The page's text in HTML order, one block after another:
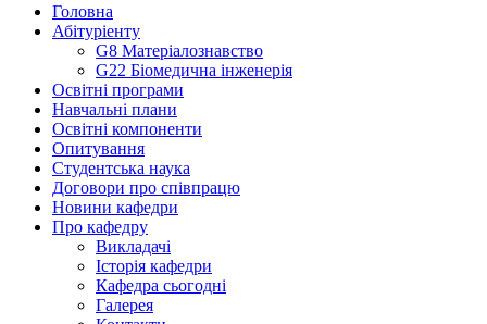
Головна
Абітуріенту
G8 Матеріалознавство
G22 Біомедична інженерія
Освітні програми
Навчальні плани
Освітні компоненти
Опитування
Студентська наука
Договори про співпрацю
Новини кафедри
Про кафедру
Викладачі
Історія кафедри
Кафедра сьогодні
Галерея